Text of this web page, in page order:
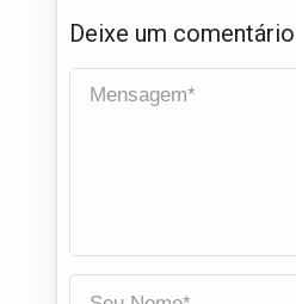
Deixe um comentário